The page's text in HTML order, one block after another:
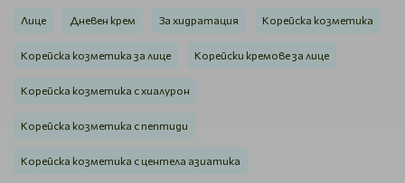
Лице Дневен крем За хидратация Корейска козметика
Корейска козметика за лице Корейски кремове за лице
Корейска козметика с хиалурон
Корейска козметика с пептиди
Корейска козметика с центела азиатика